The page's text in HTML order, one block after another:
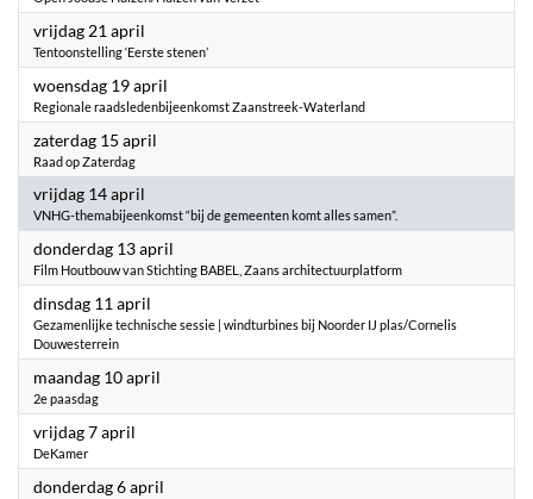
vrijdag 21 april
Tentoonstelling ‘Eerste stenen’
woensdag 19 april
Regionale raadsledenbijeenkomst Zaanstreek-Waterland
zaterdag 15 april
Raad op Zaterdag
vrijdag 14 april
VNHG-themabijeenkomst “bij de gemeenten komt alles samen”.
donderdag 13 april
Film Houtbouw van Stichting BABEL, Zaans architectuurplatform
dinsdag 11 april
Gezamenlijke technische sessie | windturbines bij Noorder IJ plas/Cornelis
Douwesterrein
maandag 10 april
2e paasdag
vrijdag 7 april
DeKamer
donderdag 6 april